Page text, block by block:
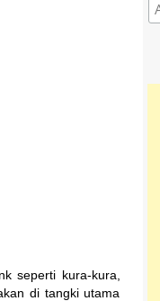
seperti kura-kura,
di tangki utama